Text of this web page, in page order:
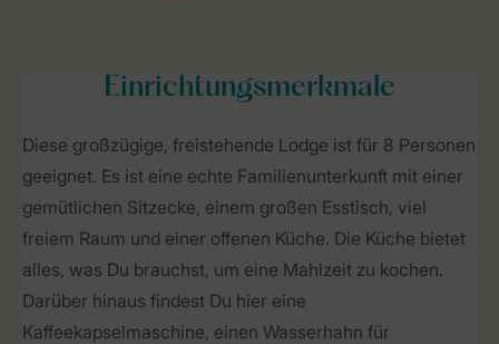
Einrichtungsmerkmale
Diese großzügige, freistehende Lodge ist für 8 Personen
geeignet. Es ist eine echte Familienunterkunft mit einer
gemütlichen Sitzecke, einem großen Esstisch, viel
freiem Raum und einer offenen Küche. Die Küche bietet
alles, was Du brauchst, um eine Mahlzeit zu kochen.
Darüber hinaus findest Du hier eine
Kaffeekapselmaschine, einen Wasserhahn für